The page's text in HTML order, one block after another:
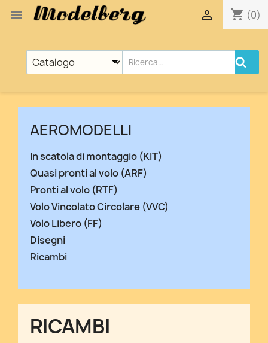
 shopping_cart (0)

AEROMODELLI
In scatola di montaggio (KIT)
Quasi pronti al volo (ARF)
Pronti al volo (RTF)
Volo Vincolato Circolare (VVC)
Volo Libero (FF)
Disegni
Ricambi
RICAMBI